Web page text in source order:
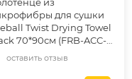
для сушки
Twist Drying Towel
70*90см (FRB-ACC-
оставить отзыв